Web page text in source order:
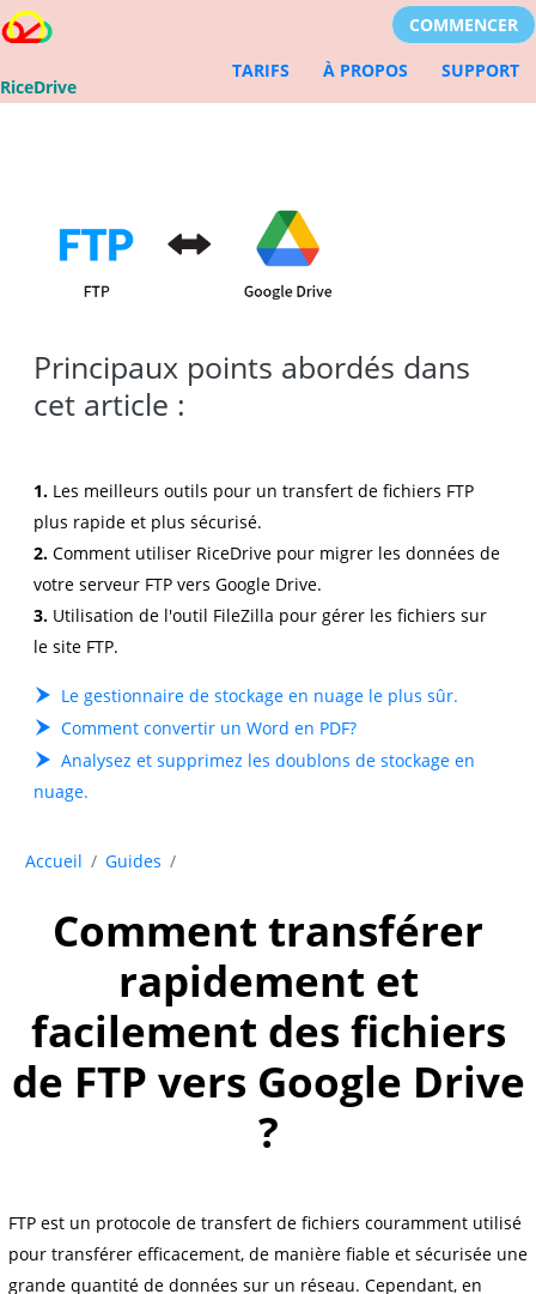
RiceDrive
COMMENCER
TARIFS À PROPOS SUPPORT
Principaux points abordés dans
cet article :
1. Les meilleurs outils pour un transfert de fichiers FTP
plus rapide et plus sécurisé.
2. Comment utiliser RiceDrive pour migrer les données de
votre serveur FTP vers Google Drive.
3. Utilisation de l'outil FileZilla pour gérer les fichiers sur
le site FTP.
Le gestionnaire de stockage en nuage le plus sûr.
Comment convertir un Word en PDF?
Analysez et supprimez les doublons de stockage en
nuage.
Accueil Guides
Comment transférer
rapidement et
facilement des fichiers
de FTP vers Google Drive
?
FTP est un protocole de transfert de fichiers couramment utilisé
pour transférer efficacement, de manière fiable et sécurisée une
grande quantité de données sur un réseau. Cependant, en